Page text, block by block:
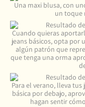
Una maxi blusa, con
un toque
Cuando quieras
jeans básicos, opta por
algún patrón que
que tenga una orma
Para el verano, lleva
básica por debajo,
hagan sentir